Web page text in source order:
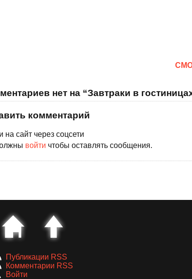
нет на “Завтраки в
комментарий
на сайт через соцсети
войти чтобы оставлять сообщения.
Публикации RSS
Комментарии RSS
Войти